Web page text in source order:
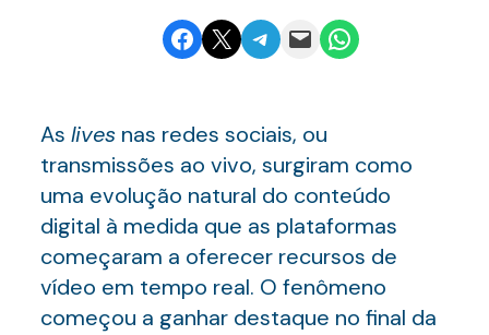
Share on Facebook
Email this PageShare on Telegram
Email this PageShare on WhatsApp
As livesnas redes sociais, ou
transmissões ao vivo, surgiram como
uma evolução natural do conteúdo
digital à medida que as plataformas
começaram a oferecer recursos de
vídeo em tempo real. O fenômeno
começou a ganhar destaque no final da